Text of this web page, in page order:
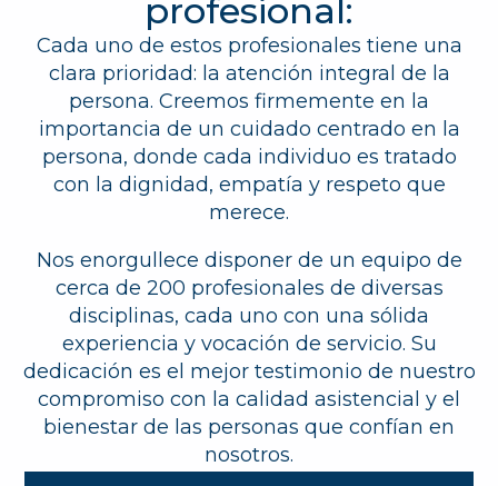
profesional:
Cada uno de estos profesionales tiene una
clara prioridad: la atención integral de la
persona. Creemos firmemente en la
importancia de un cuidado centrado en la
persona, donde cada individuo es tratado
con la dignidad, empatía y respeto que
merece.
Nos enorgullece disponer de un equipo de
cerca de 200 profesionales de diversas
disciplinas, cada uno con una sólida
experiencia y vocación de servicio. Su
dedicación es el mejor testimonio de nuestro
compromiso con la calidad asistencial y el
bienestar de las personas que confían en
nosotros.